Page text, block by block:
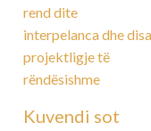
Kuvendi sot